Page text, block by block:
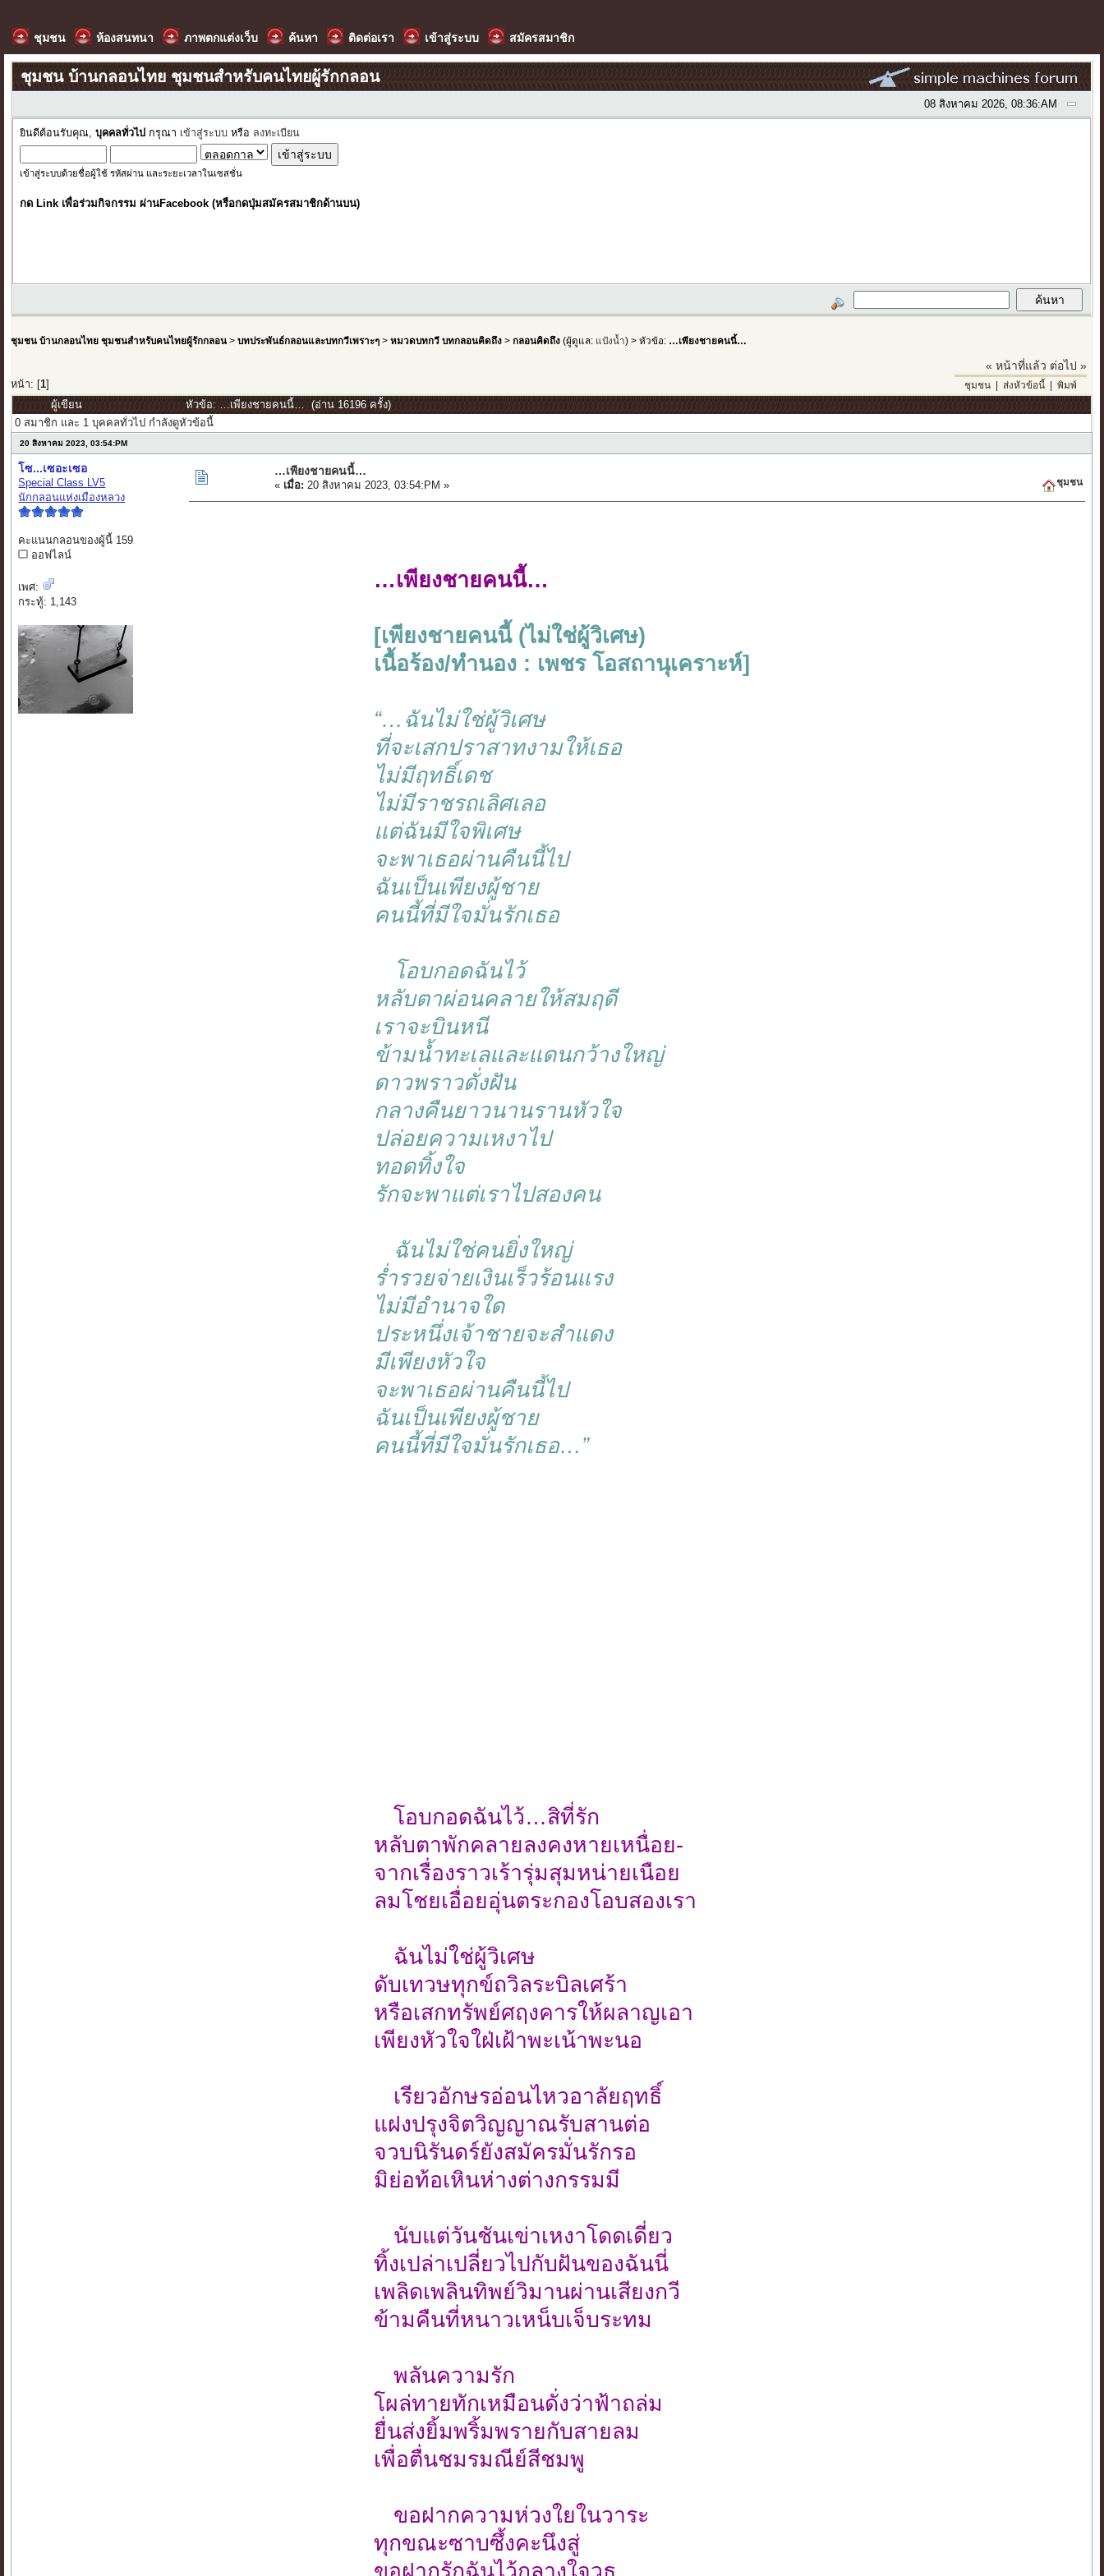
ชุมชน ห้องสนทนา ภาพตกแต่งเว็บ ค้นหา ติดต่อเรา เข้าสู่ระบบ สมัครสมาชิก
ชุมชน บ้านกลอนไทย ชุมชนสำหรับคนไทยผู้รักกลอน
08 สิงหาคม 2026, 08:36:AM
ยินดีต้อนรับคุณ,บุคคลทั่วไป กรุณา เข้าสู่ระบบ หรือ ลงทะเบียน
เข้าสู่ระบบด้วยชื่อผู้ใช้ รหัสผ่าน และระยะเวลาในเซสชั่น
กด Link เพื่อร่วมกิจกรรม ผ่านFacebook (หรือกดปุ่มสมัครสมาชิกด้านบน)
ชุมชน บ้านกลอนไทย ชุมชนสำหรับคนไทยผู้รักกลอน >บทประพันธ์กลอนและบทกวีเพราะๆ >หมวดบทกวี บทกลอนคิดถึง >กลอนคิดถึง (ผู้ดูแล: แป้งน้ำ) > หัวข้อ: …เพียงชายคนนี้…
หน้า: [1
« หน้าที่แล้ว ต่อไป »
ชุมชน| ส่งหัวข้อนี้| พิมพ์
ผู้เขียน
หัวข้อ: …เพียงชายคนนี้… (อ่าน 16196 ครั้ง)
0 สมาชิก และ 1 บุคคลทั่วไป กำลังดูหัวข้อนี้
20 สิงหาคม 2023, 03:54:PM
โซ...เซอะเซอ
Special Class LV5
นักกลอนแห่งเมืองหลวง
คะแนนกลอนของผู้นี้ 159
ออฟไลน์
เพศ:
กระทู้: 1,143
…เพียงชายคนนี้…
« เมื่อ: 20 สิงหาคม 2023, 03:54:PM » ชุมชน
…เพียงชายคนนี้…
[เพียงชายคนนี้ (ไม่ใช่ผู้วิเศษ)
เนื้อร้อง/ทำนอง : เพชร โอสถานุเคราะห์]
“…ฉันไม่ใช่ผู้วิเศษ
ที่จะเสกปราสาทงามให้เธอ
ไม่มีฤทธิ์เดช
ไม่มีราชรถเลิศเลอ
แต่ฉันมีใจพิเศษ
จะพาเธอผ่านคืนนี้ไป
ฉันเป็นเพียงผู้ชาย
คนนี้ที่มีใจมั่นรักเธอ
โอบกอดฉันไว้
หลับตาผ่อนคลายให้สมฤดี
เราจะบินหนี
ข้ามน้ำทะเลและแดนกว้างใหญ่
ดาวพราวดั่งฝัน
กลางคืนยาวนานรานหัวใจ
ปล่อยความเหงาไป
ทอดทิ้งใจ
รักจะพาแต่เราไปสองคน
ฉันไม่ใช่คนยิ่งใหญ่
ร่ำรวยจ่ายเงินเร็วร้อนแรง
ไม่มีอำนาจใด
ประหนึ่งเจ้าชายจะสำแดง
มีเพียงหัวใจ
จะพาเธอผ่านคืนนี้ไป
ฉันเป็นเพียงผู้ชาย
คนนี้ที่มีใจมั่นรักเธอ…”
โอบกอดฉันไว้…สิที่รัก
หลับตาพักคลายลงคงหายเหนื่อย-
จากเรื่องราวเร้ารุ่มสุมหน่ายเนือย
ลมโชยเอื่อยอุ่นตระกองโอบสองเรา
ฉันไม่ใช่ผู้วิเศษ
ดับเทวษทุกข์ถวิลระบิลเศร้า
หรือเสกทรัพย์ศฤงคารให้ผลาญเอา
เพียงหัวใจใฝ่เฝ้าพะเน้าพะนอ
เรียวอักษรอ่อนไหวอาลัยฤทธิ์
แฝงปรุงจิตวิญญาณรับสานต่อ
จวบนิรันดร์ยังสมัครมั่นรักรอ
มิย่อท้อเหินห่างต่างกรรมมี
นับแต่วันชันเข่าเหงาโดดเดี่ยว
ทิ้งเปล่าเปลี่ยวไปกับฝันของฉันนี่
เพลิดเพลินทิพย์วิมานผ่านเสียงกวี
ข้ามคืนที่หนาวเหน็บเจ็บระทม
พลันความรัก
โผล่ทายทักเหมือนดั่งว่าฟ้าถล่ม
ยื่นส่งยิ้มพริ้มพรายกับสายลม
เพื่อตื่นชมรมณีย์สีชมพู
ขอฝากความห่วงใยในวาระ
ทุกขณะซาบซึ้งคะนึงสู่